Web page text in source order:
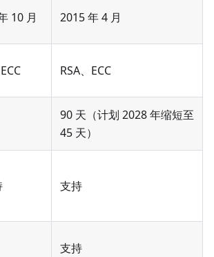
10 月 2015 年 4 月
RSA、ECC
90 天（计划 2028 年缩短至
45 天）
支持
支持